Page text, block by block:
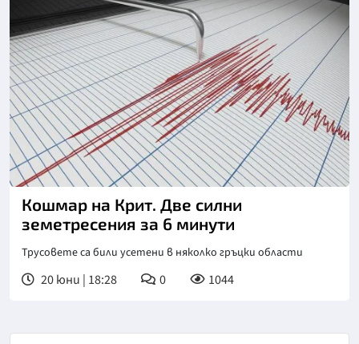
Кошмар на Крит. Две силни
земетресения за 6 минути
Трусовете са били усетени в няколко гръцки области
20 юни | 18:28 0 1044